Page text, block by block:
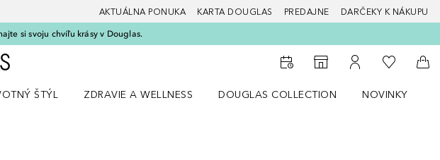
AKTUÁLNA PONUKA KARTA DOUGLAS PREDAJNE DARČEKY K NÁKUPU
si svoju chvíľu krásy v Douglas.
Domov
Do vyhľadávača predajní
Do môjho účtu
Do môjho
Do
ŠTÝL
ZDRAVIE A WELLNESS
DOUGLAS COLLECTION
NOVINKY